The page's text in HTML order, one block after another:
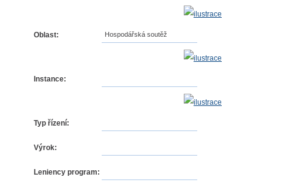
Oblast: Hospodářská soutěž
Instance:
Typ řízení:
Výrok:
Leniency program: